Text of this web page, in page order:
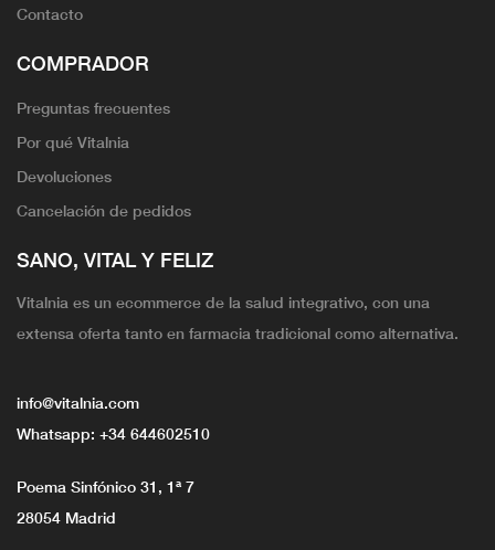
Contacto
COMPRADOR
Preguntas frecuentes
Por qué Vitalnia
Devoluciones
Cancelación de pedidos
SANO, VITAL Y FELIZ
Vitalnia es un ecommerce de la salud integrativo, con una
extensa oferta tanto en farmacia tradicional como alternativa.
info@vitalnia.com
Whatsapp: +34 644602510
Poema Sinfónico 31, 1ª 7
28054 Madrid